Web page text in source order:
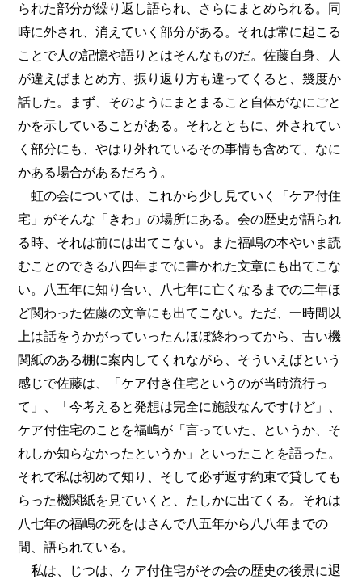
られた部分が繰り返し語られ、さらにまとめられる。同
時に外され、消えていく部分がある。それは常に起こる
ことで人の記憶や語りとはそんなものだ。佐藤自身、人
が違えばまとめ方、振り返り方も違ってくると、幾度か
話した。まず、そのようにまとまること自体がなにごと
かを示していることがある。それとともに、外されてい
く部分にも、やはり外れているその事情も含めて、なに
かある場合があるだろう。
虹の会については、これから少し見ていく「ケア付住
宅」がそんな「きわ」の場所にある。会の歴史が語られ
る時、それは前には出てこない。また福嶋の本やいま読
むことのできる八四年までに書かれた文章にも出てこな
い。八五年に知り合い、八七年に亡くなるまでの二年ほ
ど関わった佐藤の文章にも出てこない。ただ、一時間以
上は話をうかがっていったんほぼ終わってから、古い機
関紙のある棚に案内してくれながら、そういえばという
感じで佐藤は、「ケア付き住宅というのが当時流行っ
て」、「今考えると発想は完全に施設なんですけど」、
ケア付住宅のことを福嶋が「言っていた、というか、そ
れしか知らなかったというか」といったことを語った。
それで私は初めて知り、そして必ず返す約束で貸しても
らった機関紙を見ていくと、たしかに出てくる。それは
八七年の福嶋の死をはさんで八五年から八八年までの
間、語られている。
私は、じつは、ケア付住宅がその会の歴史の後景に退